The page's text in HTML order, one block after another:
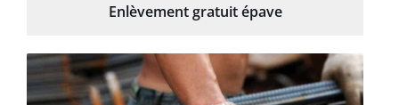
Enlèvement gratuit épave